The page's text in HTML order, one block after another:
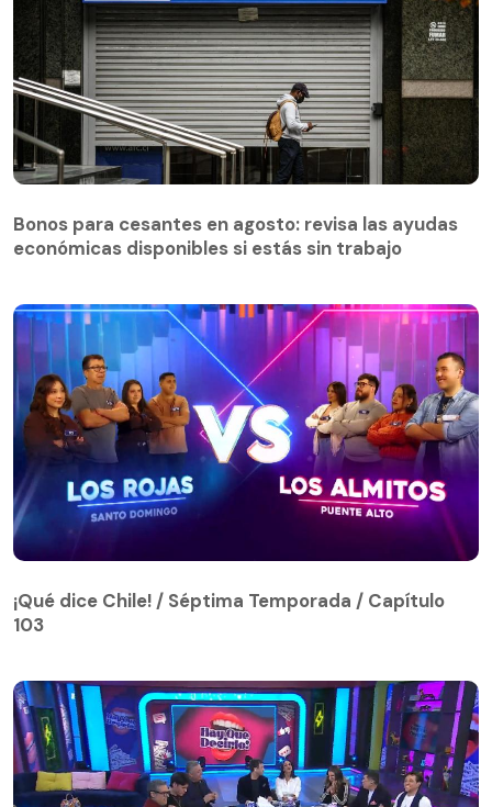
Bonos para cesantes en agosto: revisa las ayudas
económicas disponibles si estás sin trabajo
103
¡Qué dice Chile! / Séptima Temporada / Capítulo
103